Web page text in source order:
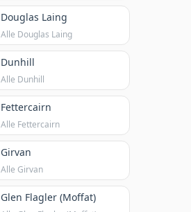
Douglas Laing
Alle Douglas Laing
Dunhill
Alle Dunhill
Fettercairn
Alle Fettercairn
Girvan
Alle Girvan
Glen Flagler (Moffat)